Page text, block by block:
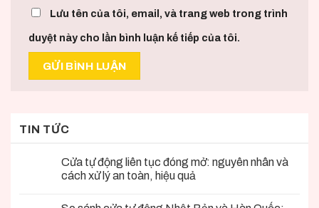
Lưu tên của tôi, email, và trang web trong trình
duyệt này cho lần bình luận kế tiếp của tôi.
TIN TỨC
Cửa tự động liên tục đóng mở: nguyên nhân và
cách xử lý an toàn, hiệu quả